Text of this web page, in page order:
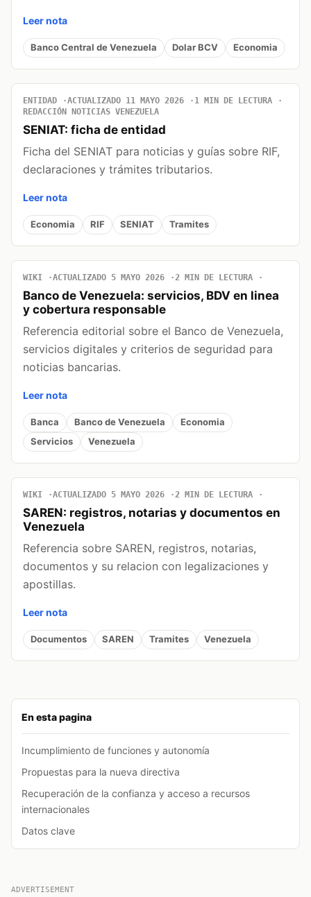
En esta pagina
Incumplimiento de funciones y autonomía
Propuestas para la nueva directiva
Recuperación de la confianza y acceso a recursos
internacionales
Datos clave
Leer nota
Banco Central de Venezuela Dolar BCV Economia
ENTIDAD ACTUALIZADO 11 MAYO 2026
1 MIN DE LECTURA
REDACCIÓN NOTICIAS VENEZUELA
SENIAT: ficha de entidad
Ficha del SENIAT para noticias y guías sobre RIF,
declaraciones y trámites tributarios.
Leer nota
Economia RIF SENIAT Tramites
WIKI ACTUALIZADO 5 MAYO 2026 2 MIN DE LECTURA
Banco de Venezuela: servicios, BDV en linea
y cobertura responsable
Referencia editorial sobre el Banco de Venezuela,
servicios digitales y criterios de seguridad para
noticias bancarias.
Leer nota
Banca Banco de Venezuela
Economia
Servicios
Venezuela
WIKI ACTUALIZADO 5 MAYO 2026 2 MIN DE LECTURA
SAREN: registros, notarias y documentos en
Venezuela
Referencia sobre SAREN, registros, notarias,
documentos y su relacion con legalizaciones y
apostillas.
Leer nota
Documentos SAREN Tramites Venezuela
ADVERTISEMENT